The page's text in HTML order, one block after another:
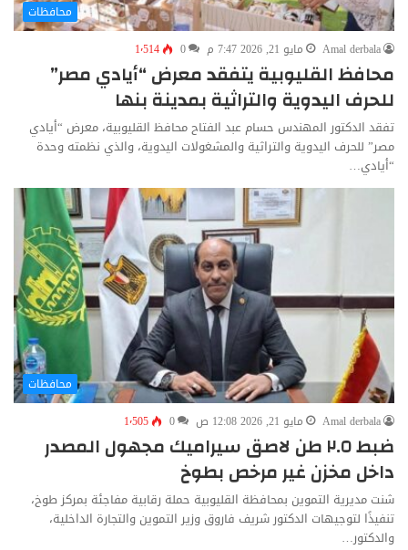
محافظات
Amal derbala
مايو 21, 2026 7:47 م 0 1٬514
محافظ القليوبية يتفقد معرض “أيادي مصر”
للحرف اليدوية والتراثية بمدينة بنها
تفقد الدكتور المهندس حسام عبد الفتاح محافظ القليوبية، معرض “أيادي
مصر” للحرف اليدوية والتراثية والمشغولات اليدوية، والذي نظمته وحدة
“أيادي…
محافظات
Amal derbala
مايو 21, 2026 12:08 ص 0 1٬505
ضبط ٢.٥ طن لاصق سيراميك مجهول المصدر
داخل مخزن غير مرخص بطوخ
شنت مديرية التموين بمحافظة القليوبية حملة رقابية مفاجئة بمركز طوخ،
تنفيذًا لتوجيهات الدكتور شريف فاروق وزير التموين والتجارة الداخلية،
والدكتور…